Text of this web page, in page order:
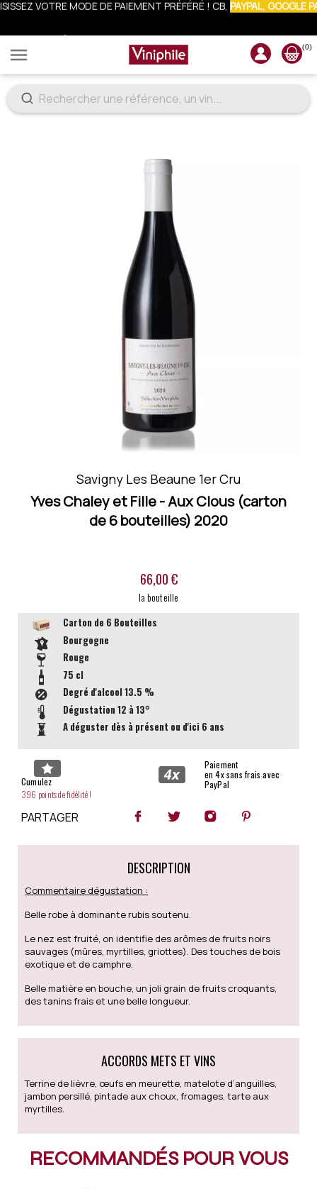
 (0)
Savigny Les Beaune 1er Cru
Yves Chaley et Fille - Aux Clous (carton
de 6 bouteilles) 2020
66,00 €
la bouteille
Carton de 6 Bouteilles
Bourgogne
Rouge
75 cl
Degré d'alcool 13.5 %
Dégustation 12 à 13°
A déguster dès à présent ou d'ici 6 ans
Cumulez
396 points de fidélité !
Paiement
en 4x sans frais avec
PayPal
PARTAGER
DESCRIPTION
Commentaire dégustation :
Belle robe à dominante rubis soutenu.
Le nez est fruité, on identifie des arômes de fruits noirs
sauvages (mûres, myrtilles, griottes). Des touches de bois
exotique et de camphre.
Belle matière en bouche, un joli grain de fruits croquants,
des tanins frais et une belle longueur.
ACCORDS METS ET VINS
Terrine de lièvre, œufs en meurette, matelote d’anguilles,
jambon persillé, pintade aux choux, fromages, tarte aux
myrtilles.
RECOMMANDÉS POUR VOUS